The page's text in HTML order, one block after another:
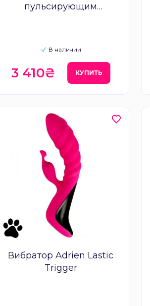
пульсирующим
В наличии
3 410₴ КУПИТЬ
Вибратор Adrien Lastic
Trigger